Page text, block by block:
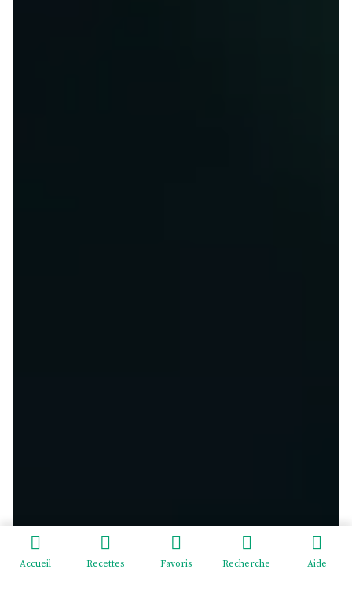
Accueil Recettes Favoris Recherche Aide